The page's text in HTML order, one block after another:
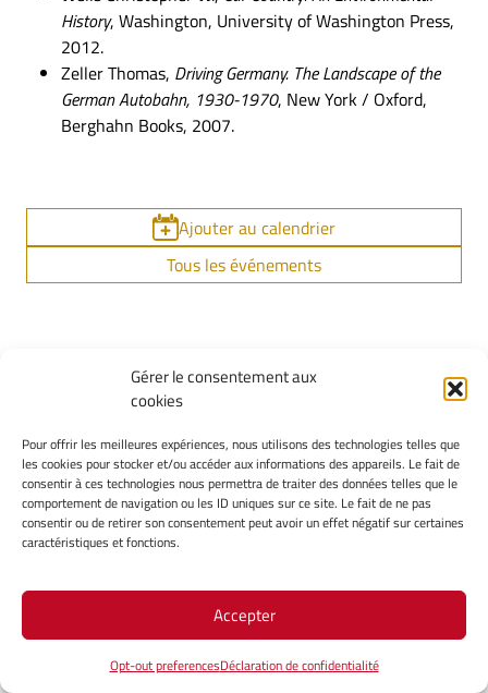
Gérer le consentement aux
cookies
Pour offrir les meilleures expériences, nous utilisons des technologies telles que
les cookies pour stocker et/ou accéder aux informations des appareils. Le fait de
consentir à ces technologies nous permettra de traiter des données telles que le
comportement de navigation ou les ID uniques sur ce site. Le fait de ne pas
consentir ou de retirer son consentement peut avoir un effet négatif sur certaines
caractéristiques et fonctions.
Accepter
Opt-out preferencesDéclaration de confidentialité
History, Washington, University of Washington Press,
2012.
Zeller Thomas, Driving Germany. The Landscape of the
German Autobahn, 1930-1970, New York / Oxford,
Berghahn Books, 2007.
Ajouter au calendrier
Tous les événements
UNIVERSITÉ BOURGOGNE EUROPE
Maison de l'université
Esplanade Erasme
03 80 39 50 00
LIR3S - UR 7366 UBE